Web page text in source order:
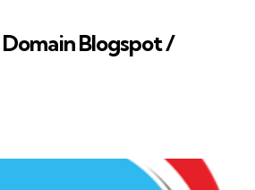
Blogspot /